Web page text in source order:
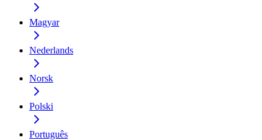
Magyar
Nederlands
Norsk
Polski
Português